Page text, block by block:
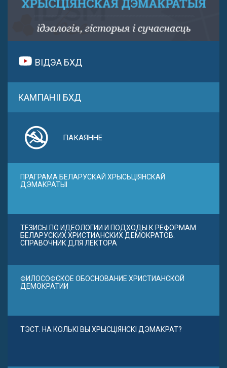
ВІДЭА БХД
КАМПАНІІ БХД
ПАКАЯННЕ
ПРАГРАМА БЕЛАРУСКАЙ ХРЫСЬЦІЯНСКАЙ
ДЭМАКРАТЫІ
ТЕЗИСЫ ПО ИДЕОЛОГИИ И ПОДХОДЫ К РЕФОРМАМ
БЕЛАРУСКИХ ХРИСТИАНСКИХ ДЕМОКРАТОВ.
СПРАВОЧНИК ДЛЯ ЛЕКТОРА
ФИЛОСОФСКОЕ ОБОСНОВАНИЕ ХРИСТИАНСКОЙ
ДЕМОКРАТИИ
ТЭСТ. НА КОЛЬКІ ВЫ ХРЫСЦІЯНСКІ ДЭМАКРАТ?